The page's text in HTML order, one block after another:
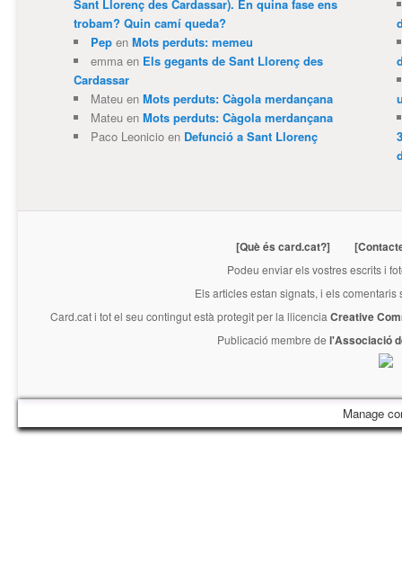
Sant Llorenç des Cardassar). En quina fase ens
trobam? Quin camí queda?
Pepen Mots perduts: memeu
emmaen Els gegants de Sant Llorenç des
Cardassar
Mateuen Mots perduts: Càgola merdançana
Mateuen Mots perduts: Càgola merdançana
Paco Leonicioen Defunció a Sant Llorenç
[Què és card.cat?]
Podeu enviar els vostres escrits i
Els articles estan signats, i els
Card.cati tot el seu contingut està protegit per la llicencia Creative
Publicació membre de l'Associació
Manage